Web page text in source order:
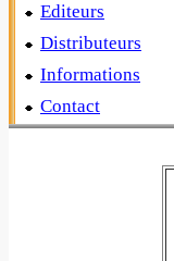
Editeurs
Distributeurs
Informations
Contact